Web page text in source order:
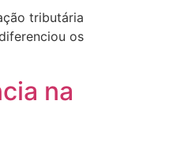
tributária
os
na